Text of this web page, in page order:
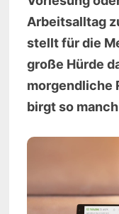
Arbeitsalltag
stellt für die
große Hürde
morgendliche
birgt so